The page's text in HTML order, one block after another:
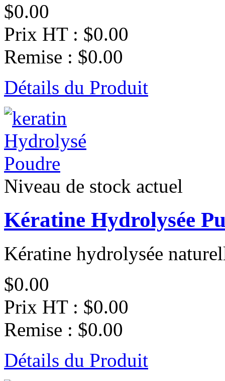
$0.00
Prix HT : $0.00
Remise : $0.00
Détails du Produit
Niveau de stock actuel
Kératine Hydrolysée
Kératine hydrolysée
$0.00
Prix HT : $0.00
Remise : $0.00
Détails du Produit